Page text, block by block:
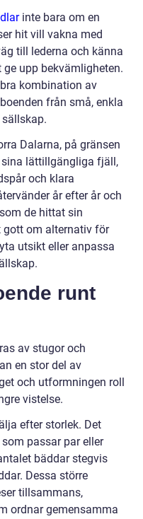
inte bara om en
hit vill vakna med
till lederna och känna
upp bekvämligheten.
kombination av
från små, enkla
Dalarna, på gränsen
sina lättillgängliga fjäll,
och klara
år efter år och
de hittat sin
om alternativ för
utsikt eller anpassa
runt
av stugor och
en stor del av
och utformningen roll
vistelse.
efter storlek. Det
passar par eller
bäddar stegvis
Dessa större
tillsammans,
ordnar gemensamma